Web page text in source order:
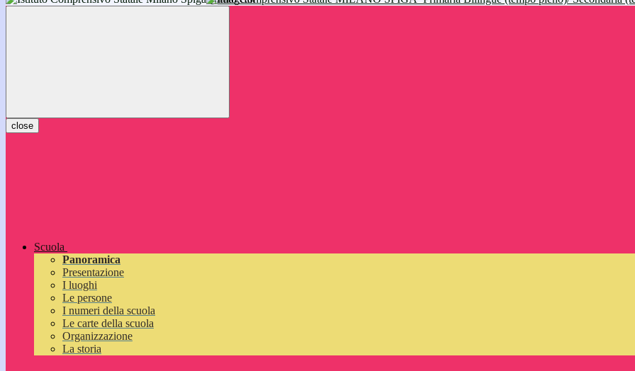
inizieranno il 14 settembre 2026: vi aspettiamo!
close
Scuola
Panoramica
Presentazione
I luoghi
Le persone
I numeri della scuola
Le carte della scuola
Organizzazione
La storia